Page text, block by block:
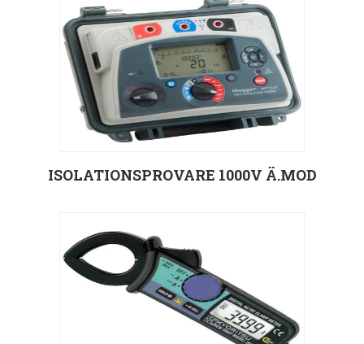
Välj alternativ
ISOLATIONSPROVARE 1000V Ä.MOD
Välj alternativ